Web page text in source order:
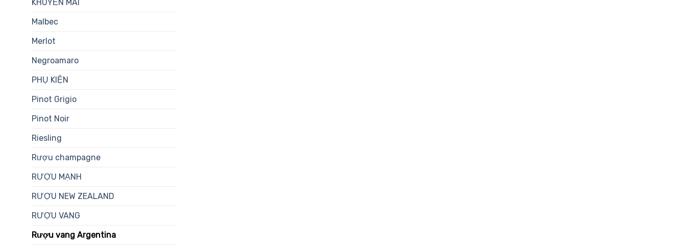
KHUYẾN MÃI
Malbec
Merlot
Negroamaro
PHỤ KIỆN
Pinot Grigio
Pinot Noir
Riesling
Rượu champagne
RƯỢU MẠNH
RƯỢU NEW ZEALAND
RƯỢU VANG
Rượu vang Argentina